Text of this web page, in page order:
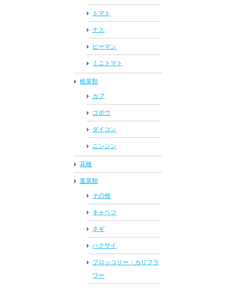
トマト
ナス
ピーマン
ミニトマト
根菜類
カブ
ゴボウ
ダイコン
ニンジン
花種
葉菜類
その他
キャベツ
ネギ
ハクサイ
ブロッコリー・カリフラ
ワー